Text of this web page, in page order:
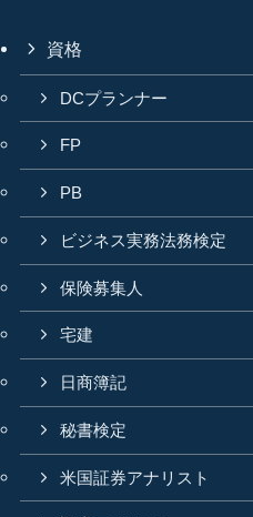
資格
DCプランナー
FP
PB
ビジネス実務法務検定
保険募集人
宅建
日商簿記
秘書検定
米国証券アナリスト